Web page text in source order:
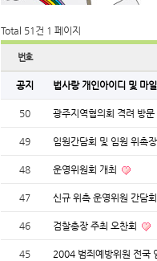
Total 51건 1 페이지
번호
공지 법사랑 개인아이디 및 마
50 광주지역협의회 격려 방문
49 임원간담회 및 임원 위촉
48 운영위원회 개최
47 신규 위촉 운영위원 간담
46 검찰총장 주최 오찬회
45 2004 범죄예방위원 전국